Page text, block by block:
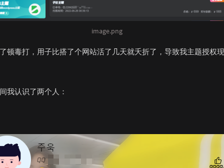
image.png
顿毒打，用子比搭了个网站活了几天就夭折了，导致我主题授权
我认识了两个人：